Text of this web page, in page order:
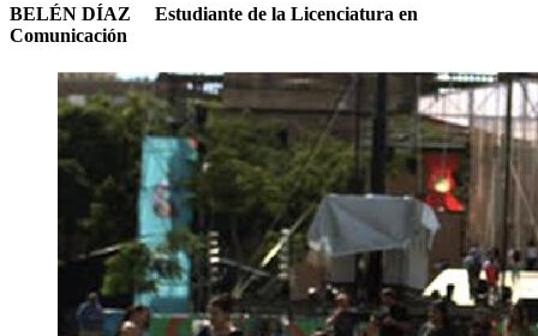
BELÉN DÍAZ
Estudiante de la Licenciatura en
Comunicación